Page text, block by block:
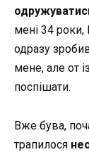
мені 34
одразу
мене, але от
поспішати.
Вже бува,
трапилося